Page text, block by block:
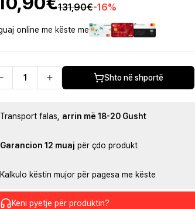
131,90€-16%
online me këste me
Shto në shportë
Transport falas arrin më 18-20 Gusht
Garancion 12 muaj për çdo produkt
Kalkulo këstin mujor për pagesa me këste
Keni pyetje për produktin?